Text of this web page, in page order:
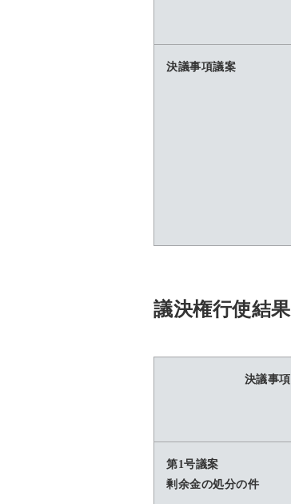
決議事項議案
議決権行使結果
決議事項
第1号議案
剰余金の処分の件